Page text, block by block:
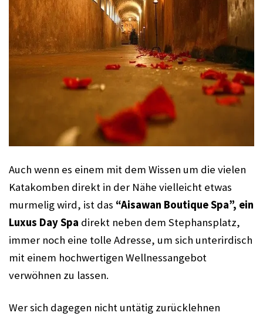
Auch wenn es einem mit dem Wissen um die vielen
Katakomben direkt in der Nähe vielleicht etwas
murmelig wird, ist das “Aisawan Boutique Spa”, ein
Luxus Day Spa direkt neben dem Stephansplatz,
immer noch eine tolle Adresse, um sich unterirdisch
mit einem hochwertigen Wellnessangebot
verwöhnen zu lassen.
Wer sich dagegen nicht untätig zurücklehnen